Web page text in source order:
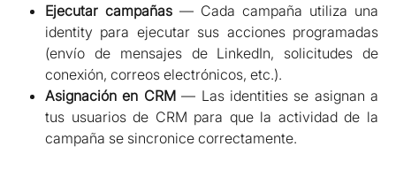
Ejecutar campañas — Cada campaña utiliza una
identity para ejecutar sus acciones programadas
(envío de mensajes de LinkedIn, solicitudes de
conexión, correos electrónicos, etc.).
Asignación en CRM— Las identities se asignan a
tus usuarios de CRM para que la actividad de la
campaña se sincronice correctamente.